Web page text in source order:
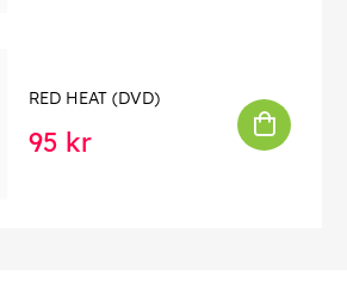
RED HEAT (DVD)
95 kr